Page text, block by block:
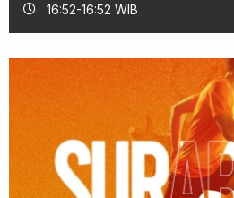
16:52-16:52 WIB